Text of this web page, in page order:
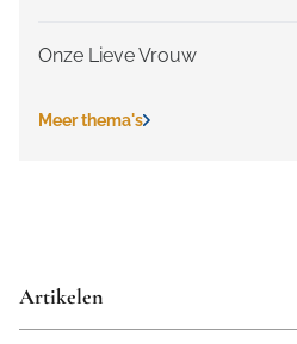
Onze Lieve Vrouw
Meer thema's
Artikelen